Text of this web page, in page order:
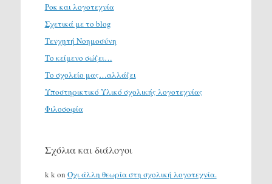
Ροκ και λογοτεχνία
Σχετικά με το blog
Τενχητή Νοημοσύνη
Το κείμενο σώζει…
Το σχολείο μας…αλλάζει
Υποστηρικτικό Υλικό σχολικής λογοτεχνίας
Φιλοσοφία
Σχόλια και διάλογοι
k k on Όχι άλλη θεωρία στη σχολική λογοτεχνία.